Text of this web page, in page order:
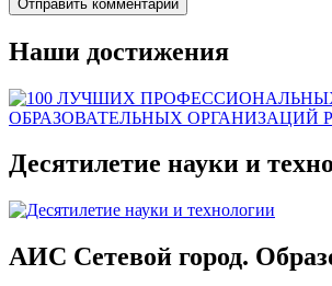
Наши достижения
Десятилетие науки и
АИС Сетевой город.